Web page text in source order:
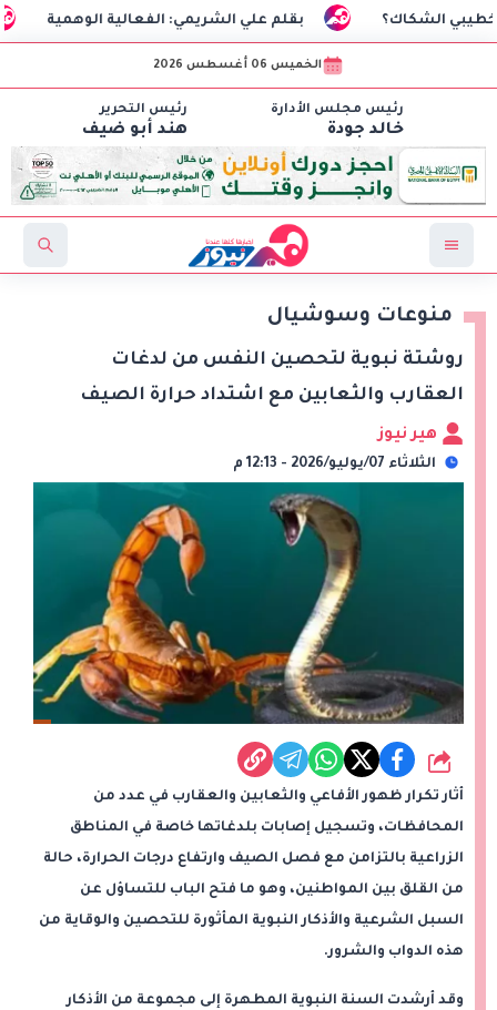
بقلم علي الشريمي: الفعالية الوهمية
الخميس 06 أغسطس 2026
رئيس مجلس الأدارة
خالد جودة
رئيس التحرير
هند أبو ضيف
منوعات وسوشيال
روشتة نبوية لتحصين النفس من لدغات
العقارب والثعابين مع اشتداد حرارة الصيف
هير نيوز
الثلاثاء 07/يوليو/2026 - 12:13 م
شارك
أثار تكرار ظهور الأفاعي والثعابين والعقارب في عدد من
المحافظات، وتسجيل إصابات بلدغاتها خاصة في المناطق
الزراعية بالتزامن مع فصل الصيف وارتفاع درجات الحرارة، حالة
من القلق بين المواطنين، وهو ما فتح الباب للتساؤل عن
السبل الشرعية والأذكار النبوية المأثورة للتحصين والوقاية من
هذه الدواب والشرور.
وقد أرشدت السنة النبوية المطهرة إلى مجموعة من الأذكار